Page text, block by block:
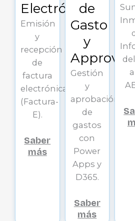
Electrónica
Emisión
y
recepción
de
factura
electrónica
(Factura-
E).
Saber
más
de
Gasto
y
Approvals
Gestión
y
aprobación
de
gastos
con
Power
Apps y
D365.
Saber
más